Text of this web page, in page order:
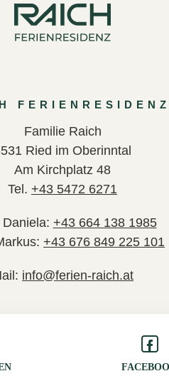
FERIENRESIDENZ
Familie Raich
Ried im Oberinntal
Am Kirchplatz 48
Tel. +43 5472 6271
+43 664 138 1985
+43 676 849 225 101
info@ferien-raich.at